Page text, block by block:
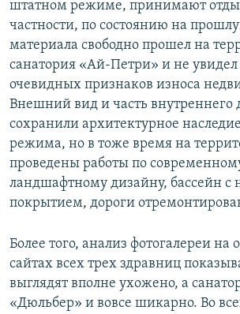
штатном режиме, принимают
частности, по состоянию на
материала свободно прошел на
санатория «Ай-Петри» и не
очевидных признаков износа
Внешний вид и часть внутреннего
сохранили архитектурное
режима, но в тоже время на
проведены работы по
ландшафтному дизайну, бассейн с
покрытием, дороги
Более того, анализ фотогалереи
сайтах всех трех здравниц
выглядят вполне ухожено, а
«Дюльбер» и вовсе шикарно. Во